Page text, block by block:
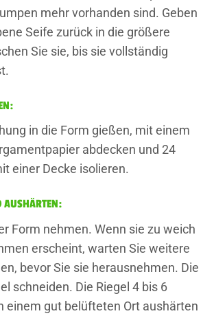
mehr vorhanden sind. Geben
Seife zurück in die größere
Sie sie, bis sie vollständig
in die Form gießen, mit einem
abdecken und 24
einer Decke isolieren.
AUSHÄRTEN:
Form nehmen. Wenn sie zu weich
erscheint, warten Sie weitere
bevor Sie sie herausnehmen. Die
schneiden. Die Riegel 4 bis 6
einem gut belüfteten Ort aushärten